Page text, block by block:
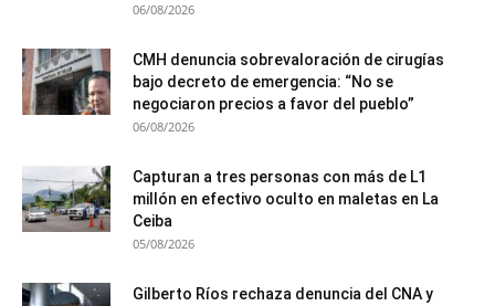
06/08/2026
CMH denuncia sobrevaloración de cirugías
bajo decreto de emergencia: “No se
negociaron precios a favor del pueblo”
06/08/2026
Capturan a tres personas con más de L1
millón en efectivo oculto en maletas en La
Ceiba
05/08/2026
Gilberto Ríos rechaza denuncia del CNA y